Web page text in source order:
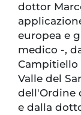
dottor
europea e
medico -,
Campitiello
Valle del
dell'Ordine
e dalla